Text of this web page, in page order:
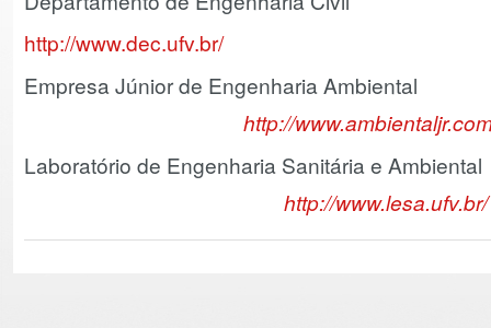
http://www.dec.ufv.br/
Empresa Júnior de Engenharia Ambiental
http://
Laboratório de Engenharia Sanitária e Ambiental
http://www.lesa.ufv.br/